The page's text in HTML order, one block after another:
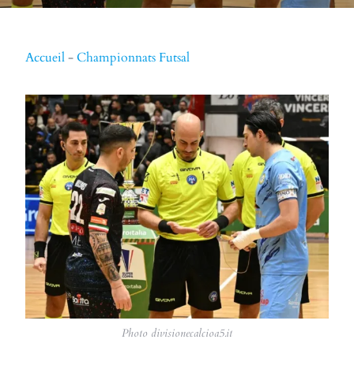
Accueil-Championnats Futsal
Photo divisionecalcioa5.it